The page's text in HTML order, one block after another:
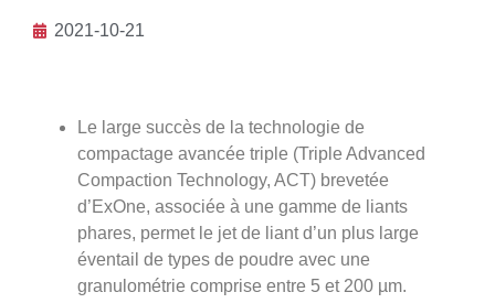
2021-10-21
Le large succès de la technologie de
compactage avancée triple (Triple Advanced
Compaction Technology, ACT) brevetée
d’ExOne, associée à une gamme de liants
phares, permet le jet de liant d’un plus large
éventail de types de poudre avec une
granulométrie comprise entre 5 et 200 µm.